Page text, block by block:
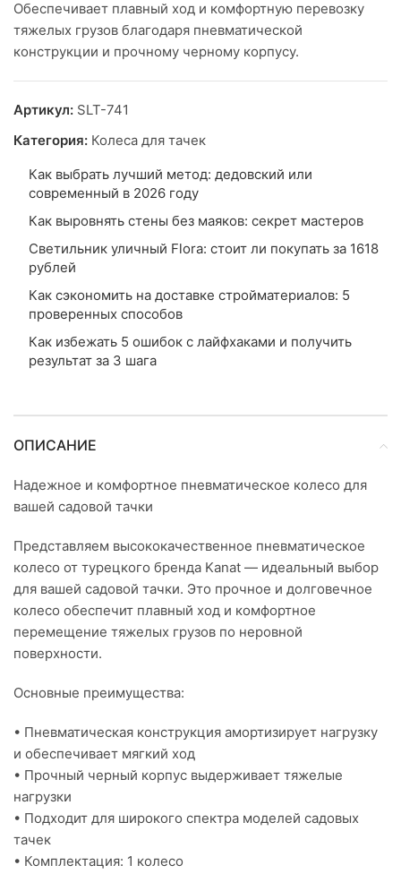
Обеспечивает плавный ход и комфортную перевозку
тяжелых грузов благодаря пневматической
конструкции и прочному черному корпусу.
Артикул: SLT-741
Категория: Колеса для тачек
Как выбрать лучший метод: дедовский или
современный в 2026 году
Как выровнять стены без маяков: секрет мастеров
Светильник уличный Flora: стоит ли покупать за 1618
рублей
Как сэкономить на доставке стройматериалов: 5
проверенных способов
Как избежать 5 ошибок с лайфхаками и получить
результат за 3 шага
ОПИСАНИЕ
Надежное и комфортное пневматическое колесо для
вашей садовой тачки
Представляем высококачественное пневматическое
колесо от турецкого бренда Kanat — идеальный выбор
для вашей садовой тачки. Это прочное и долговечное
колесо обеспечит плавный ход и комфортное
перемещение тяжелых грузов по неровной
поверхности.
Основные преимущества:
• Пневматическая конструкция амортизирует нагрузку
и обеспечивает мягкий ход
• Прочный черный корпус выдерживает тяжелые
нагрузки
• Подходит для широкого спектра моделей садовых
тачек
• Комплектация: 1 колесо